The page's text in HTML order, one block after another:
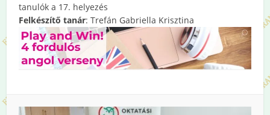
tanulók a 17. helyezés
Felkészítő tanár: Trefán Gabriella Krisztina